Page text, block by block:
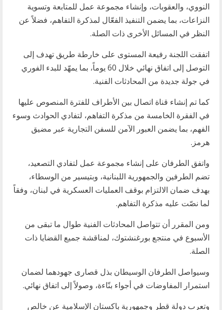
النووي، والعقوبات، وإنشاء مجموعة عمل للمتابعة وتسوية
النزاعات، بما يضمن التنفيذ الفعّال لمذكرة التفاهم، فضلاً عن
النظر في المسائل الأخرى ذات الصلة.
اتفقت اللجنة رفيعة المستوى على خارطة طريق تهدف إلى
التوصل إلى اتفاق نهائي خلال 60 يوماً، بما يمهّد للبدء الفوري
في جولة جديدة من المحادثات الفنية.
كما تم إنشاء قناة اتصال بين الأطراف للفترة المنصوص عليها
في الفقرة الخامسة من مذكرة التفاهم، لتفادي الحوادث وسوء
الفهم، بما يضمن العبور الآمن للسفن التجارية عبر مضيق
هرمز.
واتفق الطرفان على إنشاء مجموعة عمل لتفادي التصعيد،
تضم الطرفين والجمهورية اللبنانية، وبتيسير من الوسطاء،
بهدف ضمان الالتزام بوقف العمليات العسكرية في لبنان، وفقاً
لما نصّت عليه مذكرة التفاهم.
ومن المقرر أن تتواصل المحادثات الفنية طوال ما تبقى من
الأسبوع في منتجع بورغنشتوك، لمناقشة جميع القضايا ذات
الصلة.
وسيواصل الطرفان الوسيطان بذل قصارى جهودهما لضمان
استمرار المفاوضات في أجواء بنّاءة، وصولاً إلى اتفاق نهائي.
وتعرب دولة قطر وجمهورية باكستان الإسلامية عن خالص